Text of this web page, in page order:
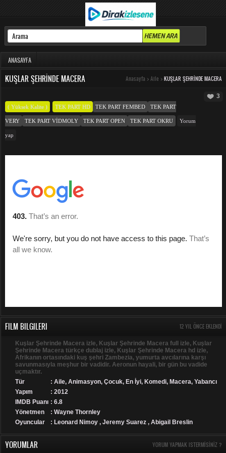
ANASAYFA
KUŞLAR ŞEHRINDE MACERA Anasayfa > Aile > KUŞLAR ŞEHRINDE MACERA
3
( Yüksek Kalite ) TEK PART HD TEK PART FEMBED TEK PART
VERY TEK PART VIDMOLY TEK PART OPEN TEK PART OKRU Yorum
yap
FILM BILGILERI 12 YIL ÖNCE EKLENDI
Kuşlar Şehrinde Macera izle, Kuşlar Şehrinde Macera full izle, Kuşlar
Şehrinde Macera türkçe dublaj izle, Kuşlar Şehrinde Macera hd izle,
Afrikanın ortasındaki kuş şehri Zambezia, yumurta avcılarına karşı
savunmasıyla meşhur bir vadidir. Aeronun hayali, bir gün bu vadide
uçmaktır.
Tür
: Aile, Animasyon, Çocuk, En İyi, Komedi, Macera, Yabancı
Yapım
: 2012
IMDB Puanı : 6.8
Yönetmen
: Wayne Thornley
Oyuncular
: Leonard Nimoy , Jeremy Suarez , Abigail Breslin
YORUMLAR YORUM YAPMAK ISTERMISINIZ ?